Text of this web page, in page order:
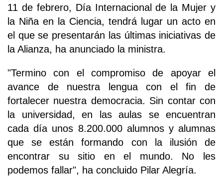
11 de febrero, Día Internacional de la Mujer y
la Niña en la Ciencia, tendrá lugar un acto en
el que se presentarán las últimas iniciativas de
la Alianza, ha anunciado la ministra.
"Termino con el compromiso de apoyar el
avance de nuestra lengua con el fin de
fortalecer nuestra democracia. Sin contar con
la universidad, en las aulas se encuentran
cada día unos 8.200.000 alumnos y alumnas
que se están formando con la ilusión de
encontrar su sitio en el mundo. No les
podemos fallar", ha concluido Pilar Alegría.